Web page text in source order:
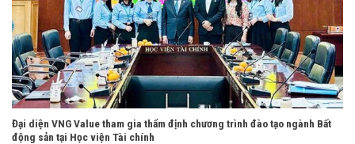
Đại diện VNG Value tham gia thẩm định chương trình đào tạo ngành Bất
động sản tại Học viện Tài chính